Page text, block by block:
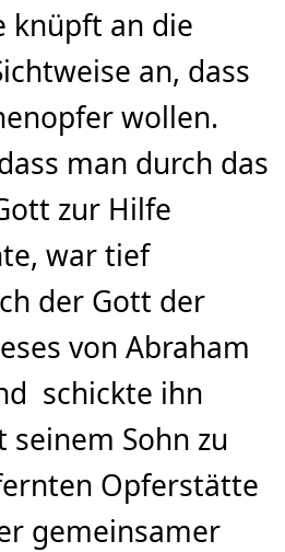
knüpft an die
an, dass
wollen.
man durch das
zur Hilfe
war tief
der Gott der
von Abraham
schickte ihn
Sohn zu
Opferstätte
gemeinsamer